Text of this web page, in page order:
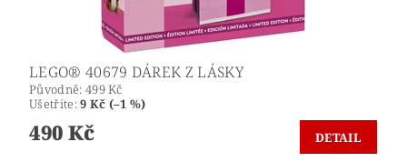
LEGO® 40679 DÁREK Z LÁSKY
Původně: 499 Kč
Ušetříte:9 Kč (–1 %)
490 Kč DETAIL